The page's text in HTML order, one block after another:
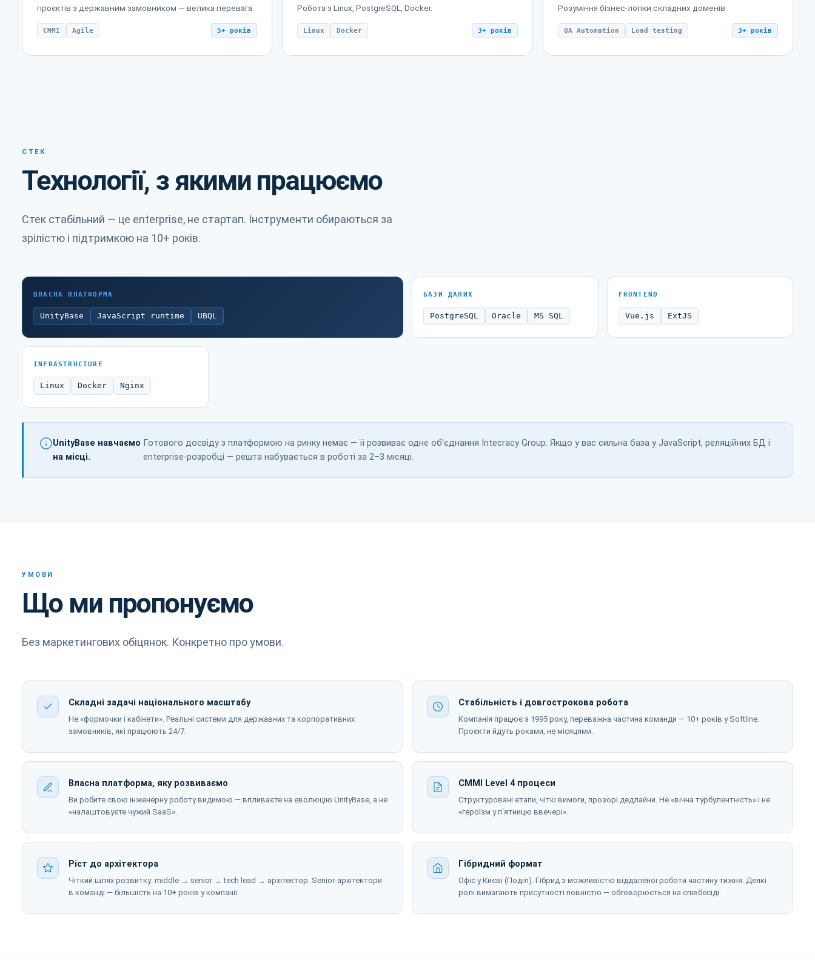
проєктів з державним замовником — велика перевага.
CMMI Agile 5+ років
Робота з Linux, PostgreSQL, Docker.
Linux Docker 3+ років
Розуміння бізнес-логіки складних доменів.
QA Automation Load testing 3+ років
СТЕК
Технології, з якими працюємо
Стек стабільний — це enterprise, не стартап. Інструменти обираються за
зрілістю і підтримкою на 10+ років.
ВЛАСНА ПЛАТФОРМА
UnityBase JavaScript runtime UBQL
БАЗИ ДАНИХ
PostgreSQL Oracle MS SQL
FRONTEND
Vue.js ExtJS
INFRASTRUCTURE
Linux Docker Nginx
UnityBase навчаємо
на місці.
Готового досвіду з платформою на ринку немає — її розвиває одне об'єднання Intecracy Group. Якщо у вас сильна база у JavaScript, реляційних БД і
enterprise-розробці — решта набувається в роботі за 2–3 місяці.
УМОВИ
Що ми пропонуємо
Без маркетингових обіцянок. Конкретно про умови.
Складні задачі національного масштабу
Не «формочки і кабінети». Реальні системи для державних та корпоративних
замовників, які працюють 24/7.
Стабільність і довгострокова робота
Компанія працює з 1995 року, переважна частина команди — 10+ років у Softline.
Проєкти йдуть роками, не місяцями.
Власна платформа, яку розвиваємо
Ви робите свою інженерну роботу видимою — впливаєте на еволюцію UnityBase, а не
«налаштовуєте чужий SaaS».
CMMI Level 4 процеси
Структуровані етапи, чіткі вимоги, прозорі дедлайни. Не «вічна турбулентність» і не
«героїзм у п'ятницю ввечері».
Ріст до архітектора
Чіткий шлях розвитку: middle → senior → tech lead → архітектор. Senior-архітектори
в команді — більшість на 10+ років у компанії.
Гібридний формат
Офіс у Києві (Поділ). Гібрид з можливістю віддаленої роботи частину тижня. Деякі
ролі вимагають присутності повністю — обговорюється на співбесіді.